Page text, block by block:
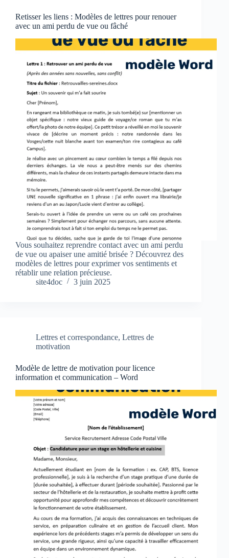
Retisser les liens : Modèles de lettres pour renouer
avec un ami perdu de vue ou fâché
Vous souhaitez reprendre contact avec un ami perdu
de vue ou apaiser une amitié brisée ? Découvrez des
modèles de lettres pour exprimer vos sentiments et
rétablir une relation précieuse.
site4doc
3 juin 2025
Lettres et correspondance, Lettres de
motivation
Modèle de lettre de motivation pour licence
information et communication – Word